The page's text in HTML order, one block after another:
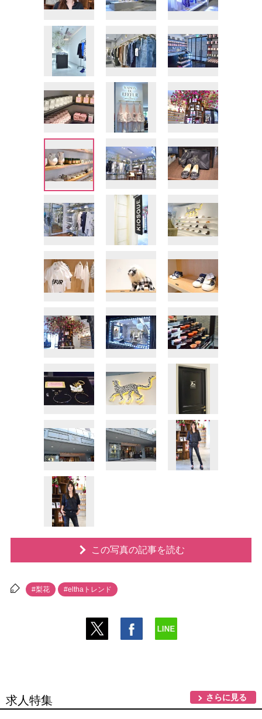
この写真の記事を読む
#梨花 #elthaトレンド
求人特集 さらに見る